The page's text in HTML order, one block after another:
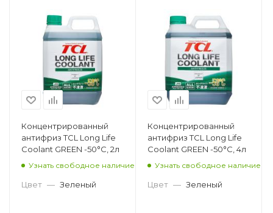
Концентрированный
антифриз TCL Long Life
Coolant GREEN -50°C, 2л
Узнать свободное наличие
Цвет — Зеленый
Концентрированный
антифриз TCL Long Life
Coolant GREEN -50°C, 4л
Узнать свободное наличие
Цвет — Зеленый